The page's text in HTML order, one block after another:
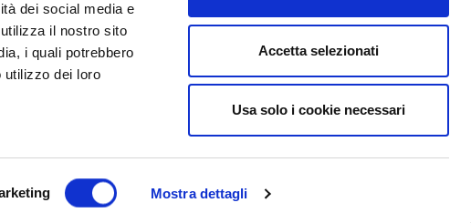
dei social media e
il nostro sito
i quali potrebbero
utilizzo dei loro
Mostra dettagli
Accetta selezionati
Usa solo i cookie necessari
Chilometro 162 srl
bici.PRO